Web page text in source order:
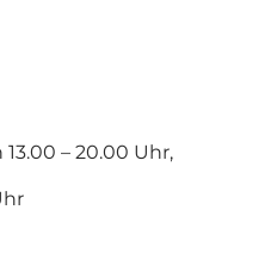
– 20.00 Uhr,